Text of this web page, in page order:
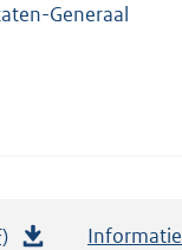
Generaal
Informatie